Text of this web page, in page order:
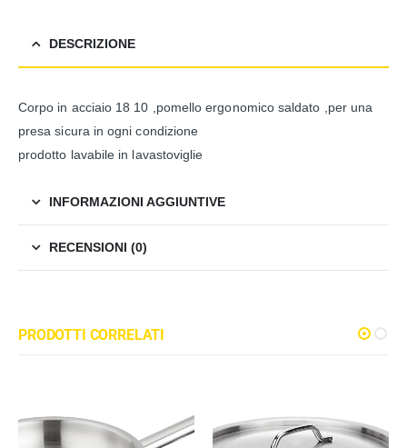
DESCRIZIONE
Corpo in acciaio 18 10 ,pomello ergonomico saldato ,per una
presa sicura in ogni condizione
prodotto lavabile in lavastoviglie
INFORMAZIONI AGGIUNTIVE
RECENSIONI (0)
PRODOTTI CORRELATI